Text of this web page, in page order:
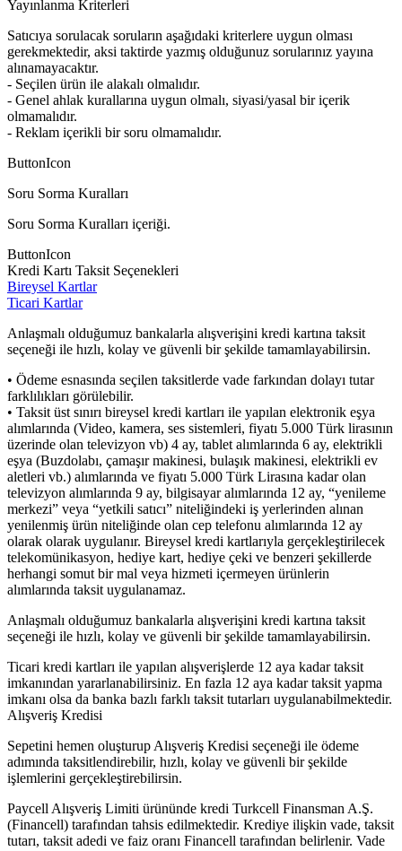
Yayınlanma Kriterleri
Satıcıya sorulacak soruların aşağıdaki kriterlere uygun olması
gerekmektedir, aksi taktirde yazmış olduğunuz sorularınız yayına
alınamayacaktır.
- Seçilen ürün ile alakalı olmalıdır.
- Genel ahlak kurallarına uygun olmalı, siyasi/yasal bir içerik
olmamalıdır.
- Reklam içerikli bir soru olmamalıdır.
ButtonIcon
Soru Sorma Kuralları
Soru Sorma Kuralları içeriği.
ButtonIcon
Kredi Kartı Taksit Seçenekleri
Bireysel Kartlar
Ticari Kartlar
Anlaşmalı olduğumuz bankalarla alışverişini kredi kartına taksit
seçeneği ile hızlı, kolay ve güvenli bir şekilde tamamlayabilirsin.
• Ödeme esnasında seçilen taksitlerde vade farkından dolayı tutar
farklılıkları görülebilir.
• Taksit üst sınırı bireysel kredi kartları ile yapılan elektronik eşya
alımlarında (Video, kamera, ses sistemleri, fiyatı 5.000 Türk lirasının
üzerinde olan televizyon vb) 4 ay, tablet alımlarında 6 ay, elektrikli
eşya (Buzdolabı, çamaşır makinesi, bulaşık makinesi, elektrikli ev
aletleri vb.) alımlarında ve fiyatı 5.000 Türk Lirasına kadar olan
televizyon alımlarında 9 ay, bilgisayar alımlarında 12 ay, “yenileme
merkezi” veya “yetkili satıcı” niteliğindeki iş yerlerinden alınan
yenilenmiş ürün niteliğinde olan cep telefonu alımlarında 12 ay
olarak olarak uygulanır. Bireysel kredi kartlarıyla gerçekleştirilecek
telekomünikasyon, hediye kart, hediye çeki ve benzeri şekillerde
herhangi somut bir mal veya hizmeti içermeyen ürünlerin
alımlarında taksit uygulanamaz.
Anlaşmalı olduğumuz bankalarla alışverişini kredi kartına taksit
seçeneği ile hızlı, kolay ve güvenli bir şekilde tamamlayabilirsin.
Ticari kredi kartları ile yapılan alışverişlerde 12 aya kadar taksit
imkanından yararlanabilirsiniz. En fazla 12 aya kadar taksit yapma
imkanı olsa da banka bazlı farklı taksit tutarları uygulanabilmektedir.
Alışveriş Kredisi
Sepetini hemen oluşturup Alışveriş Kredisi seçeneği ile ödeme
adımında taksitlendirebilir, hızlı, kolay ve güvenli bir şekilde
işlemlerini gerçekleştirebilirsin.
Paycell Alışveriş Limiti ürününde kredi Turkcell Finansman A.Ş.
(Financell) tarafından tahsis edilmektedir. Krediye ilişkin vade, taksit
tutarı, taksit adedi ve faiz oranı Financell tarafından belirlenir. Vade